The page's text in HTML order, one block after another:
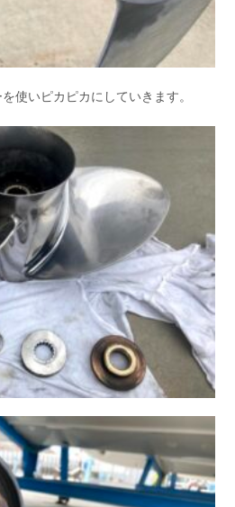
使いピカピカにしていきます。